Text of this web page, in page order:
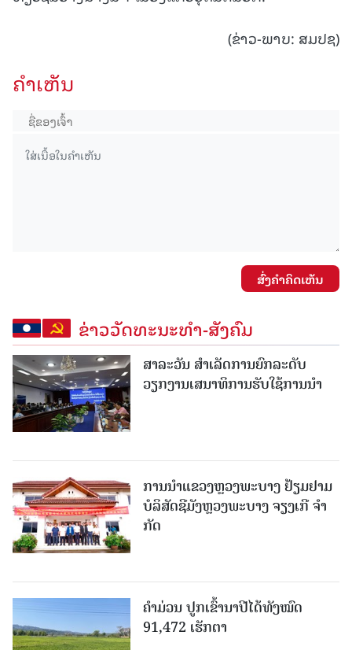
(ຂ່າວ-ພາບ: ສມປຊ)
ຄໍາເຫັນ
ສົ່ງຄໍາຄິດເຫັນ
ຂ່າວວັດທະນະທຳ-ສັງຄົມ
ສາລະວັນ ສໍາເລັດການຍົກລະດັບ
ວຽກງານເສນາທິການຮັບໃຊ້ການນໍາ
ການນຳແຂວງຫຼວງພະບາງ ຢ້ຽມ​ຢາມ
ບໍ​ລິ​ສັດຊີມັງຫຼວງພະບາງ ຈຽງເກີ ຈໍາ
ກັດ
ຄໍາມ່ວນ ປູກເຂົ້ານາປີໄດ້ທັງໝົດ
91,472 ເຮັກຕາ